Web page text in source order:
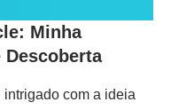
Minha
Descoberta
com a ideia